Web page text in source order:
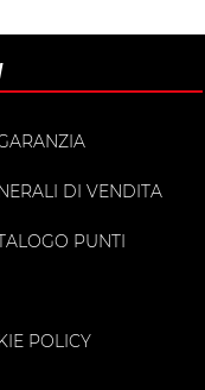
DI VENDITA
PUNTI
POLICY